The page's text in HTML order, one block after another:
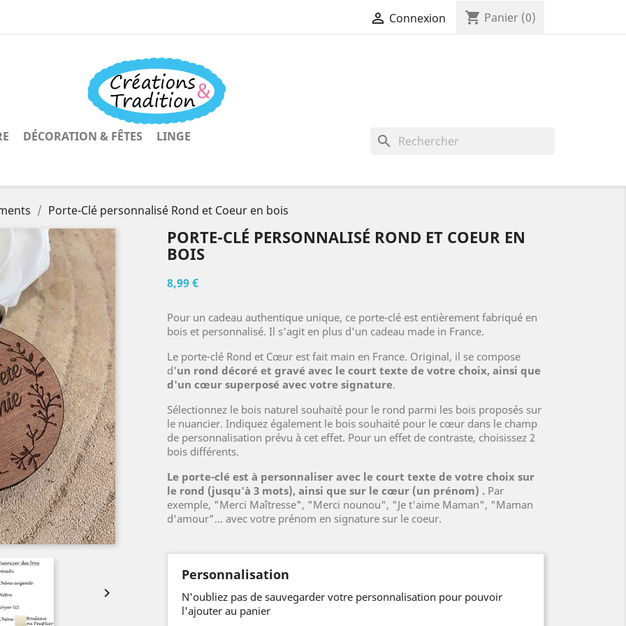
 Connexion shopping_cart Panier (0)
DÉCORATION & FÊTES LINGE search
Porte-Clé personnalisé Rond et Coeur en bois

PORTE-CLÉ PERSONNALISÉ ROND ET COEUR EN
BOIS
8,99 €
Pour un cadeau authentique unique, ce porte-clé est entièrement fabriqué en
bois et personnalisé. Il s'agit en plus d'un cadeau made in France.
Le porte-clé Rond et Cœur est fait main en France. Original, il se compose
d'un rond décoré et gravé avec le court texte de votre choix, ainsi que
d'un cœur superposé avec votre signature.
Sélectionnez le bois naturel souhaité pour le rond parmi les bois proposés sur
le nuancier. Indiquez également le bois souhaité pour le cœur dans le champ
de personnalisation prévu à cet effet. Pour un effet de contraste, choisissez 2
bois différents.
Le porte-clé est à personnaliser avec le court texte de votre choix sur
le rond (jusqu'à 3 mots), ainsi que sur le cœur (un prénom) . Par
exemple, "Merci Maîtresse", "Merci nounou", "Je t'aime Maman", "Maman
d'amour"... avec votre prénom en signature sur le coeur.
Personnalisation
N'oubliez pas de sauvegarder votre personnalisation pour pouvoir
l'ajouter au panier